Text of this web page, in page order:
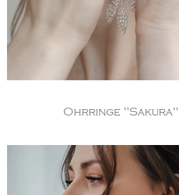
Ohrringe "Sakura"